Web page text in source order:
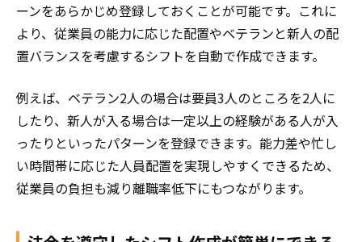
ーンをあらかじめ登録しておくことが可能です。これに
より、従業員の能力に応じた配置やベテランと新人の配
置バランスを考慮するシフトを自動で作成できます。
例えば、ベテラン2人の場合は要員3人のところを2人に
したり、新人が入る場合は一定以上の経験がある人が入
ったりといったパターンを登録できます。能力差や忙し
い時間帯に応じた人員配置を実現しやすくできるため、
従業員の負担も減り離職率低下にもつながります。